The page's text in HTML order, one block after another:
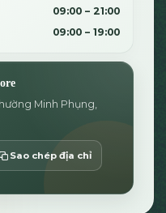
09:00 – 21:00
09:00 – 19:00
Minh Phụng,
Sao chép địa chỉ